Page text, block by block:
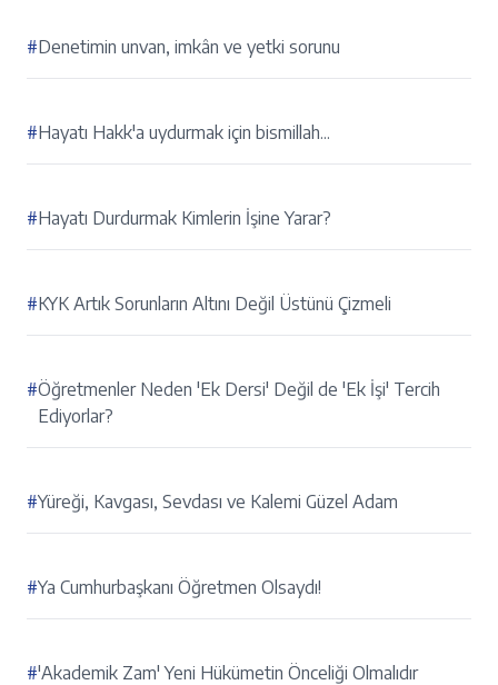
#Denetimin unvan, imkân ve yetki sorunu
#Hayatı Hakk'a uydurmak için bismillah...
#Hayatı Durdurmak Kimlerin İşine Yarar?
#KYK Artık Sorunların Altını Değil Üstünü Çizmeli
#Öğretmenler Neden 'Ek Dersi' Değil de 'Ek İşi' Tercih
Ediyorlar?
#Yüreği, Kavgası, Sevdası ve Kalemi Güzel Adam
#Ya Cumhurbaşkanı Öğretmen Olsaydı!
#'Akademik Zam' Yeni Hükümetin Önceliği Olmalıdır